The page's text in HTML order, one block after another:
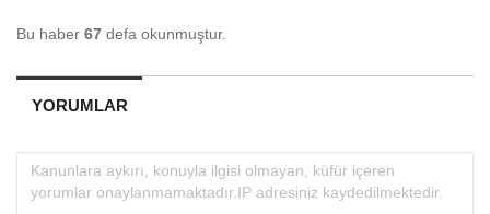
Bu haber 67 defa okunmuştur.
YORUMLAR